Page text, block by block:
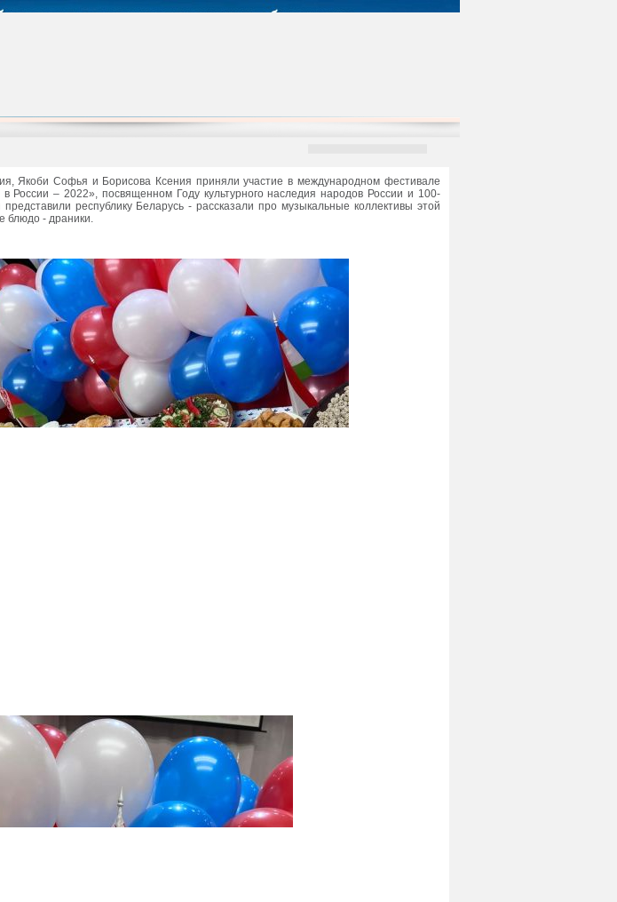
Якоби Софья и Борисова Ксения приняли участие в международном фестивале
России – 2022», посвященном Году культурного наследия народов России и 100-
республику Беларусь - рассказали про музыкальные коллективы этой
блюдо - драники.